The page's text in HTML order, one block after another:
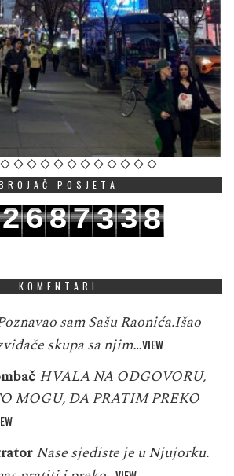
POSJETA
2687338
KOMENTARI
sam Sašu Raonića.Išao
skupa sa njim…VIEW
HVALA NA ODGOVORU,
MOGU, DA PRATIM PREKO
Nase sjediste je u Njujorku.